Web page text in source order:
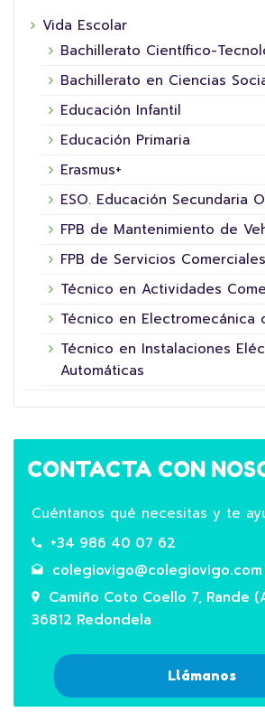
Vida Escolar
Bachillerato Científico-
Bachillerato en Ciencias
Educación Infantil
Educación Primaria
Erasmus+
ESO. Educación Secundaria
FPB de Mantenimiento de
FPB de Servicios Comerciales
Técnico en Actividades
Técnico en Electromecánica
Técnico en Instalaciones
Automáticas
CONTACTA CON
Cuéntanos qué necesitas y te
+34 986 40 07 62
colegiovigo@colegiovigo.com
Camiño Coto Coello 7, Rande
36812 Redondela
Llámanos